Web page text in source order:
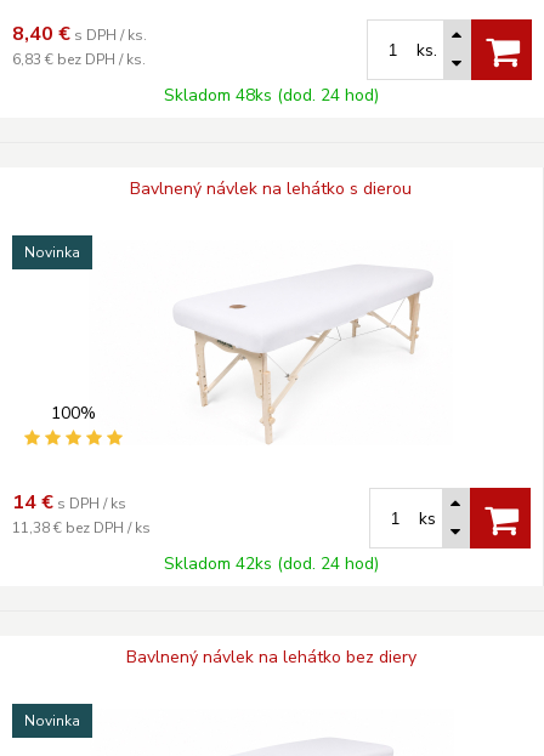
8,40 € s DPH / ks.
6,83 € bez DPH / ks.
ks.
Skladom 48ks (dod. 24 hod)
Bavlnený návlek na lehátko s dierou
Novinka
100%
14 € s DPH / ks
11,38 € bez DPH / ks
ks
Skladom 42ks (dod. 24 hod)
Bavlnený návlek na lehátko bez diery
Novinka